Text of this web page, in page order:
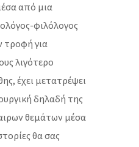
από μια
φιλόλογος
τροφή για
λιγότερο
έχει μετατρέψει
δηλαδή της
θεμάτων μέσα
θα σας